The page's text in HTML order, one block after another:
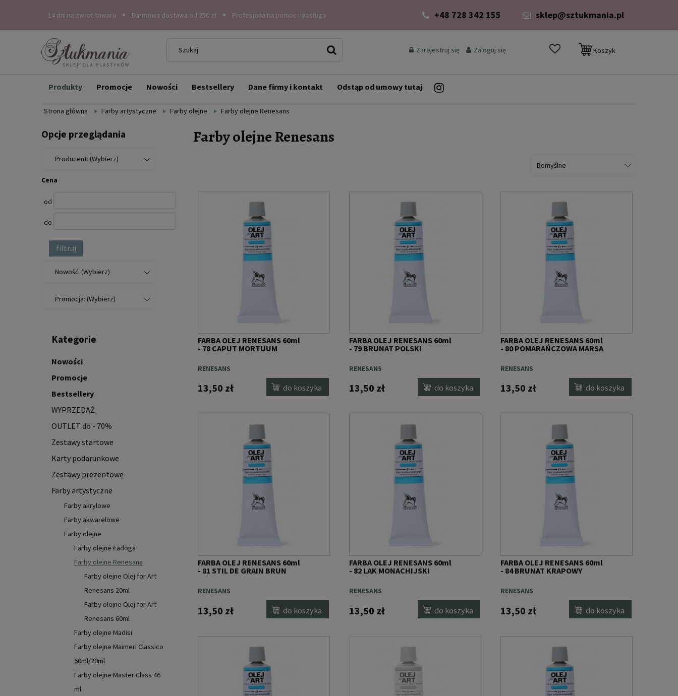
14 dni na zwrot towaru Darmowa dostawa od 250 zł Profesjonalna pomoc i obsługa +48 728 342 155 sklep@sztukmania.pl
Zarejestruj się Zaloguj się Koszyk
Produkty Promocje Nowości Bestsellery Dane firmy i kontakt Odstąp od umowy tutaj
Strona główna Farby artystyczne Farby olejne Farby olejne Renesans
Opcje przeglądania
Producent: (Wybierz)
Cena
od
do
filtruj
Nowość: (Wybierz)
Promocja: (Wybierz)
Kategorie
Nowości
Promocje
Bestsellery
WYPRZEDAŻ
OUTLET do - 70%
Zestawy startowe
Karty podarunkowe
Zestawy prezentowe
Farby artystyczne
Farby akrylowe
Farby akwarelowe
Farby olejne
Farby olejne Ładoga
Farby olejne Renesans
Farby olejne Olej for Art
Renesans 20ml
Farby olejne Olej for Art
Renesans 60ml
Farby olejne Madisi
Farby olejne Maimeri Classico
60ml/20ml
Farby olejne Master Class 46
ml
Farby olejne Renesans
FARBA OLEJ RENESANS 60ml
- 78 CAPUT MORTUUM
RENESANS
13,50 zł do koszyka
FARBA OLEJ RENESANS 60ml
- 79 BRUNAT POLSKI
RENESANS
13,50 zł do koszyka
FARBA OLEJ RENESANS 60ml
- 80 POMARAŃCZOWA MARSA
RENESANS
13,50 zł do koszyka
FARBA OLEJ RENESANS 60ml
- 81 STIL DE GRAIN BRUN
RENESANS
13,50 zł do koszyka
FARBA OLEJ RENESANS 60ml
- 82 LAK MONACHIJSKI
RENESANS
13,50 zł do koszyka
FARBA OLEJ RENESANS 60ml
- 84 BRUNAT KRAPOWY
RENESANS
13,50 zł do koszyka